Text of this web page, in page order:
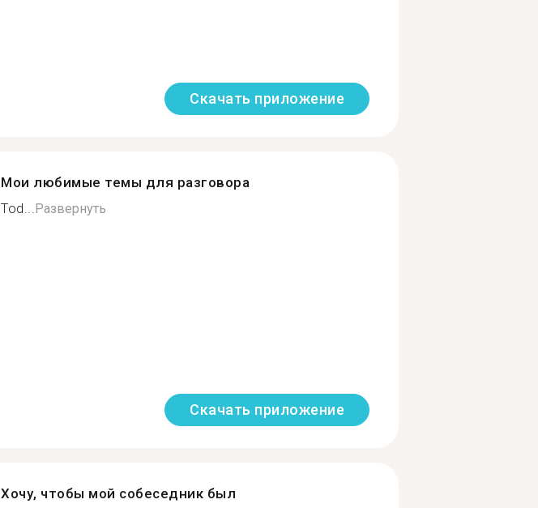
Скачать приложение
Мои любимые темы для разговора
Tod...Развернуть
Скачать приложение
Хочу, чтобы мой собеседник был